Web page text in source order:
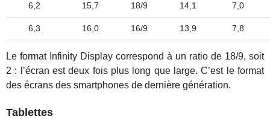
6,2 15,7 18/9 14,1 7,0
6,3 16,0 16/9 13,9 7,8
Le format Infinity Display correspond à un ratio de 18/9, soit
2 : l’écran est deux fois plus long que large. C’est le format
des écrans des smartphones de dernière génération.
Tablettes